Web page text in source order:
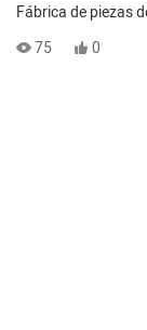
Fábrica de piezas
75
0